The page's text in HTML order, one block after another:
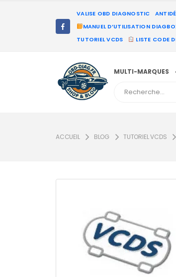
VALISE OBD DIAGNOSTIC
MANUEL D’UTILISATION
TUTORIEL VCDS
LISTE CODE
MULTI-MARQUES
ACCUEIL BLOG TUTORIEL VCDS